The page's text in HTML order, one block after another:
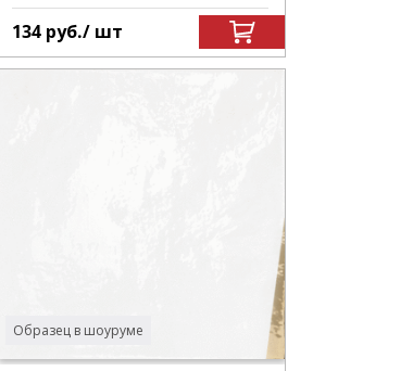
134 руб./ шт
Образец в шоуруме